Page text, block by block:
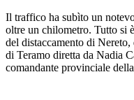
Il traffico ha subìto un
oltre un chilometro. Tutto si
del distaccamento di
di Teramo diretta da Nadia
comandante provinciale